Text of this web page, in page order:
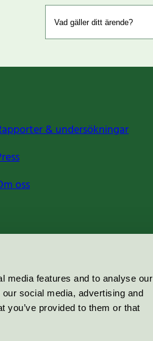
media features and to analyse our
social media, advertising and
you’ve provided to them or that
& undersökningar
oss